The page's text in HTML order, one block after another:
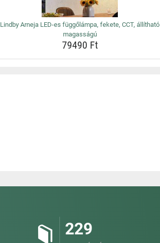
Lindby Arneja LED-es függőlámpa, fekete, CCT, állítható
magasságú
79490 Ft
229